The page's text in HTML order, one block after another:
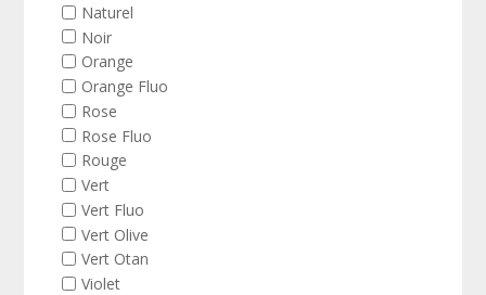
Naturel
Noir
Orange
Orange Fluo
Rose
Rose Fluo
Rouge
Vert
Vert Fluo
Vert Olive
Vert Otan
Violet